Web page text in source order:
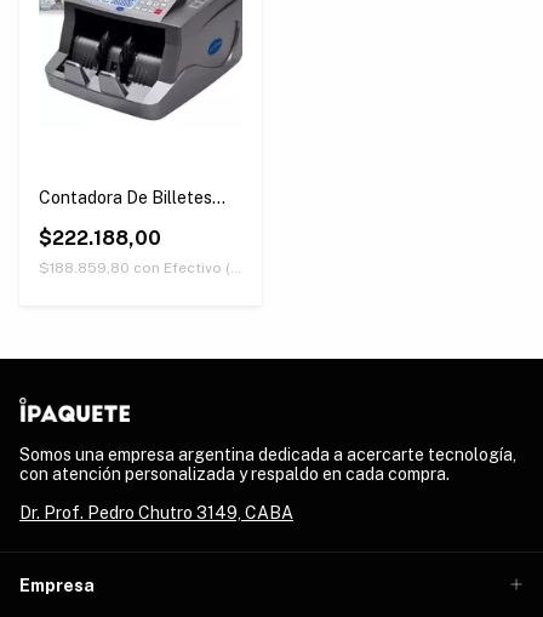
Contadora De Billetes
Detector Falsos
$222.188,00
$188.859,80 con Efectivo (Únicamente retirando en nuestras sucursales)
Somos una empresa argentina dedicada a acercarte tecnología,
con atención personalizada y respaldo en cada compra.
Dr. Prof. Pedro Chutro 3149, CABA
Empresa